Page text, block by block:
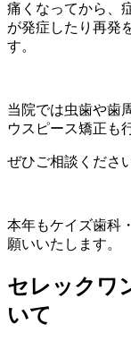
痛くなってから、
が発症したり再発
す。
当院では虫歯や歯
ウスピース矯正も
ぜひご相談くださ
本年もケイズ歯科
願いいたします。
セレックワ
いて